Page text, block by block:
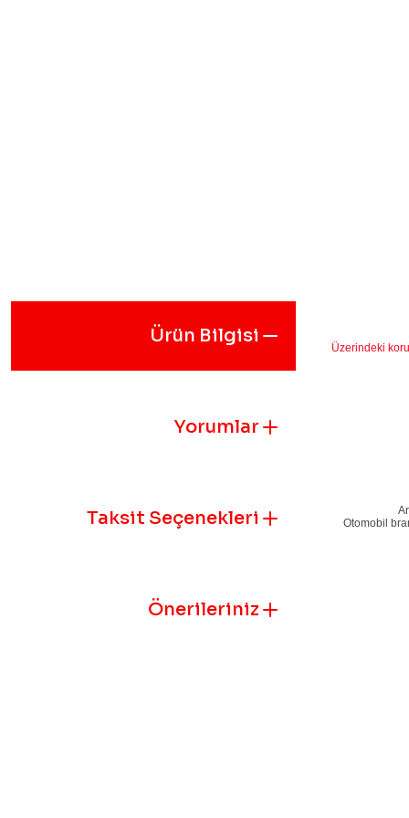
Ürün Bilgisi
Yorumlar
Taksit Seçenekleri
Önerileriniz
Üzerindeki
Otomobil